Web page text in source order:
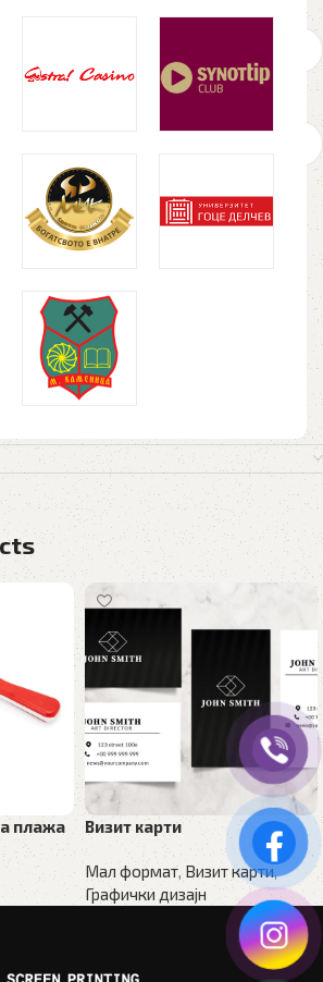
and website in this browser for the next
плажа Визит карти
Мал формат,Визит карти,
Графички дизајн